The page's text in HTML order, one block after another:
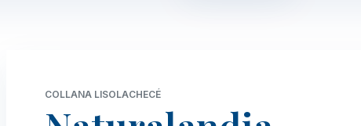
COLLANA LISOLACHECÉ